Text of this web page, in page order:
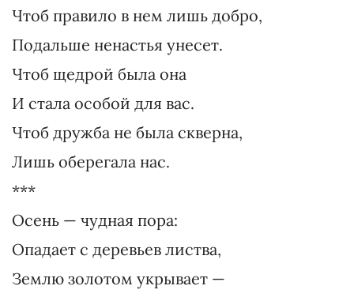
Чтоб правило в нем лишь добро,
Подальше ненастья унесет.
Чтоб щедрой была она
И стала особой для вас.
Чтоб дружба не была скверна,
Лишь оберегала нас.
***
Осень — чудная пора:
Опадает с деревьев листва,
Землю золотом укрывает —